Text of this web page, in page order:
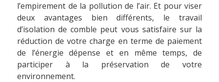
l’empirement de la pollution de l’air. Et pour viser
deux avantages bien différents, le travail
d’isolation de comble peut vous satisfaire sur la
réduction de votre charge en terme de paiement
de l’énergie dépense et en même temps, de
participer à la préservation de votre
environnement.